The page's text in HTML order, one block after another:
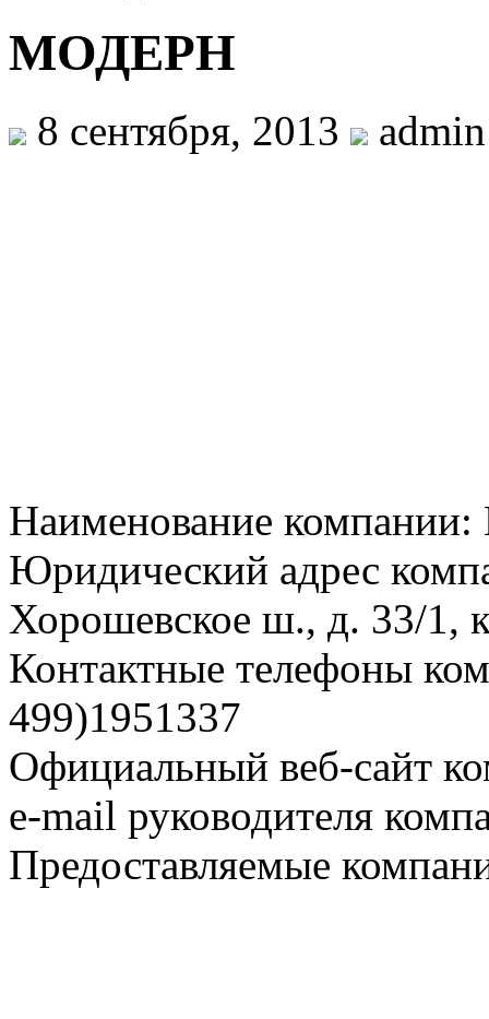
МОДЕРН
8 сентября, 2013 admin
Наименование
Юридический адрес
Хорошевское ш., д. 33/1,
Контактные телефоны
499)1951337
Официальный веб-сайт
e-mail руководителя
Предоставляемые